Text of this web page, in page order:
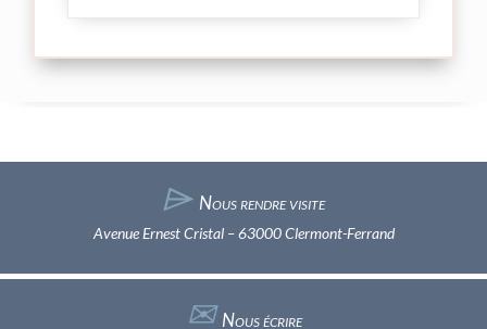
⌲ Nous rendre visite
Avenue Ernest Cristal – 63000 Clermont-Ferrand
✉︎Nous écrire